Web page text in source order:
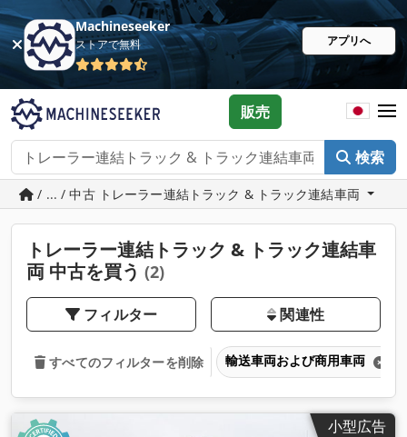
Machineseeker
ストアで無料 アプリへ
検索
販売
/ ... / 中古 トレーラー連結トラック & トラック連結車両
トレーラー連結トラック & トラック連結車
両 中古を買う (2)
フィルター 関連性
すべてのフィルターを削除 輸送車両および商用車両
小型広告